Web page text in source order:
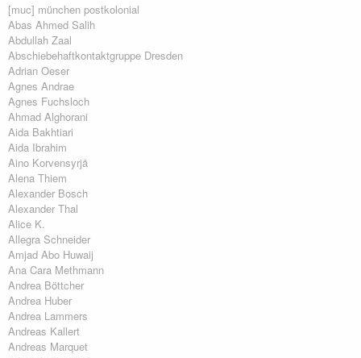
[muc] münchen postkolonial
Abas Ahmed Salih
Abdullah Zaal
Abschiebehaftkontaktgruppe Dresden
Adrian Oeser
Agnes Andrae
Agnes Fuchsloch
Ahmad Alghorani
Aida Bakhtiari
Aida Ibrahim
Aino Korvensyrjä
Alena Thiem
Alexander Bosch
Alexander Thal
Alice K.
Allegra Schneider
Amjad Abo Huwaij
Ana Cara Methmann
Andrea Böttcher
Andrea Huber
Andrea Lammers
Andreas Kallert
Andreas Marquet